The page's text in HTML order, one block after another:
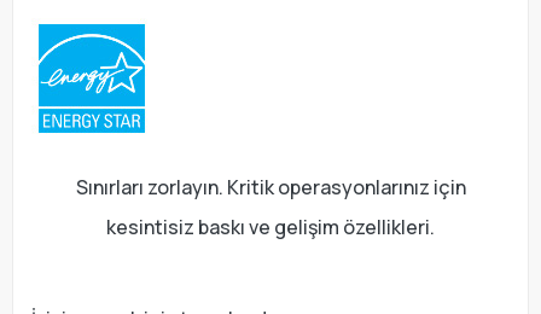
Sınırları zorlayın. Kritik operasyonlarınız için
kesintisiz baskı ve gelişim özellikleri.